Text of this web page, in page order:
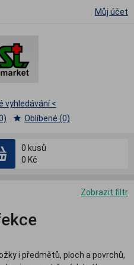
Můj účet
0 kusů
0 Kč
vyhledávání <
Oblíbené (0)
Zobrazit filtr
i předmětů, ploch a povrchů,